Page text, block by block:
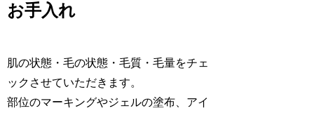
お手入れ
肌の状態・毛の状態・毛質・毛量をチェ
ックさせていただきます。
部位のマーキングやジェルの塗布、アイ